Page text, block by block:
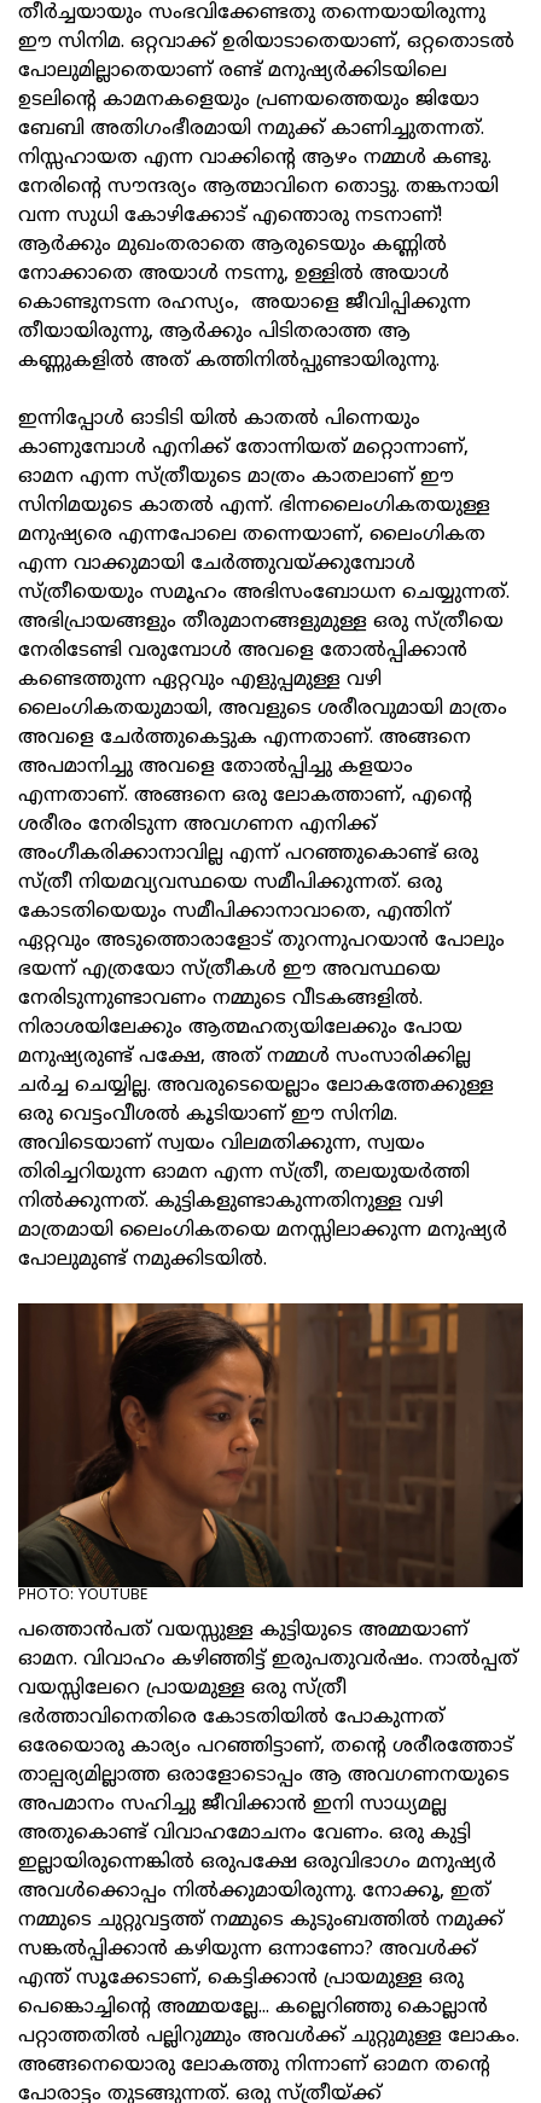
തീര്‍ച്ചയായും സംഭവിക്കേണ്ടതു തന്നെയായിരുന്നു
ഈ സിനിമ. ഒറ്റവാക്ക് ഉരിയാടാതെയാണ്, ഒറ്റതൊടല്‍
പോലുമില്ലാതെയാണ് രണ്ട് മനുഷ്യര്‍ക്കിടയിലെ
ഉടലിന്റെ കാമനകളെയും പ്രണയത്തെയും ജിയോ
ബേബി അതിഗംഭീരമായി നമുക്ക് കാണിച്ചുതന്നത്.
നിസ്സഹായത എന്ന വാക്കിന്റെ ആഴം നമ്മള്‍ കണ്ടു.
നേരിന്റെ സൗന്ദര്യം ആത്മാവിനെ തൊട്ടു. തങ്കനായി
വന്ന സുധി കോഴിക്കോട് എന്തൊരു നടനാണ്!
ആര്‍ക്കും മുഖംതരാതെ ആരുടെയും കണ്ണില്‍
നോക്കാതെ അയാള്‍ നടന്നു, ഉള്ളില്‍ അയാള്‍
കൊണ്ടുനടന്ന രഹസ്യം, അയാളെ ജീവിപ്പിക്കുന്ന
തീയായിരുന്നു, ആര്‍ക്കും പിടിതരാത്ത ആ
കണ്ണുകളില്‍ അത് കത്തിനില്‍പ്പുണ്ടായിരുന്നു.
ഇന്നിപ്പോള്‍ ഓടിടി യില്‍ കാതല്‍ പിന്നെയും
കാണുമ്പോള്‍ എനിക്ക് തോന്നിയത് മറ്റൊന്നാണ്,
ഓമന എന്ന സ്ത്രീയുടെ മാത്രം കാതലാണ് ഈ
സിനിമയുടെ കാതല്‍ എന്ന്. ഭിന്നലൈംഗികതയുള്ള
മനുഷ്യരെ എന്നപോലെ തന്നെയാണ്, ലൈംഗികത
എന്ന വാക്കുമായി ചേര്‍ത്തുവയ്ക്കുമ്പോള്‍
സ്ത്രീയെയും സമൂഹം അഭിസംബോധന ചെയ്യുന്നത്.
അഭിപ്രായങ്ങളും തീരുമാനങ്ങളുമുള്ള ഒരു സ്ത്രീയെ
നേരിടേണ്ടി വരുമ്പോള്‍ അവളെ തോല്‍പ്പിക്കാന്‍
കണ്ടെത്തുന്ന ഏറ്റവും എളുപ്പമുള്ള വഴി
ലൈംഗികതയുമായി, അവളുടെ ശരീരവുമായി മാത്രം
അവളെ ചേര്‍ത്തുകെട്ടുക എന്നതാണ്. അങ്ങനെ
അപമാനിച്ചു അവളെ തോല്‍പ്പിച്ചു കളയാം
എന്നതാണ്. അങ്ങനെ ഒരു ലോകത്താണ്, എന്റെ
ശരീരം നേരിടുന്ന അവഗണന എനിക്ക്
അംഗീകരിക്കാനാവില്ല എന്ന് പറഞ്ഞുകൊണ്ട് ഒരു
സ്ത്രീ നിയമവ്യവസ്ഥയെ സമീപിക്കുന്നത്. ഒരു
കോടതിയെയും സമീപിക്കാനാവാതെ, എന്തിന്
ഏറ്റവും അടുത്തൊരാളോട് തുറന്നുപറയാന്‍ പോലും
ഭയന്ന് എത്രയോ സ്ത്രീകള്‍ ഈ അവസ്ഥയെ
നേരിടുന്നുണ്ടാവണം നമ്മുടെ വീടകങ്ങളില്‍.
നിരാശയിലേക്കും ആത്മഹത്യയിലേക്കും പോയ
മനുഷ്യരുണ്ട് പക്ഷേ, അത് നമ്മള്‍ സംസാരിക്കില്ല
ചര്‍ച്ച ചെയ്യില്ല. അവരുടെയെല്ലാം ലോകത്തേക്കുള്ള
ഒരു വെട്ടംവീശല്‍ കൂടിയാണ് ഈ സിനിമ.
അവിടെയാണ് സ്വയം വിലമതിക്കുന്ന, സ്വയം
തിരിച്ചറിയുന്ന ഓമന എന്ന സ്ത്രീ, തലയുയര്‍ത്തി
നില്‍ക്കുന്നത്. കുട്ടികളുണ്ടാകുന്നതിനുള്ള വഴി
മാത്രമായി ലൈംഗികതയെ മനസ്സിലാക്കുന്ന മനുഷ്യര്‍
പോലുമുണ്ട് നമുക്കിടയില്‍.
PHOTO: YOUTUBE
പത്തൊന്‍പത് വയസ്സുള്ള കുട്ടിയുടെ അമ്മയാണ്
ഓമന. വിവാഹം കഴിഞ്ഞിട്ട് ഇരുപതുവര്‍ഷം. നാല്‍പ്പത്
വയസ്സിലേറെ പ്രായമുള്ള ഒരു സ്ത്രീ
ഭര്‍ത്താവിനെതിരെ കോടതിയില്‍ പോകുന്നത്
ഒരേയൊരു കാര്യം പറഞ്ഞിട്ടാണ്, തന്റെ ശരീരത്തോട്
താല്പര്യമില്ലാത്ത ഒരാളോടൊപ്പം ആ അവഗണനയുടെ
അപമാനം സഹിച്ചു ജീവിക്കാന്‍ ഇനി സാധ്യമല്ല
അതുകൊണ്ട് വിവാഹമോചനം വേണം. ഒരു കുട്ടി
ഇല്ലായിരുന്നെങ്കില്‍ ഒരുപക്ഷേ ഒരുവിഭാഗം മനുഷ്യര്‍
അവള്‍ക്കൊപ്പം നില്‍ക്കുമായിരുന്നു. നോക്കൂ, ഇത്
നമ്മുടെ ചുറ്റുവട്ടത്ത് നമ്മുടെ കുടുംബത്തില്‍ നമുക്ക്
സങ്കല്‍പ്പിക്കാന്‍ കഴിയുന്ന ഒന്നാണോ? അവള്‍ക്ക്
എന്ത് സൂക്കേടാണ്, കെട്ടിക്കാന്‍ പ്രായമുള്ള ഒരു
പെങ്കൊച്ചിന്റെ അമ്മയല്ലേ... കല്ലെറിഞ്ഞു കൊല്ലാന്‍
പറ്റാത്തതില്‍ പല്ലിറുമ്മും അവള്‍ക്ക് ചുറ്റുമുള്ള ലോകം.
അങ്ങനെയൊരു ലോകത്തു നിന്നാണ് ഓമന തന്റെ
പോരാട്ടം തുടങ്ങുന്നത്. ഒരു സ്ത്രീയ്ക്ക്